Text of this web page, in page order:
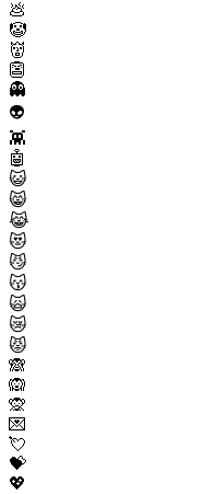
💩
🤡
👹
👺
👻
👽
👾
🤖
😺
😸
😹
😻
😼
😽
🙀
😿
😾
🙈
🙉
🙊
💌
💘
💝
💖